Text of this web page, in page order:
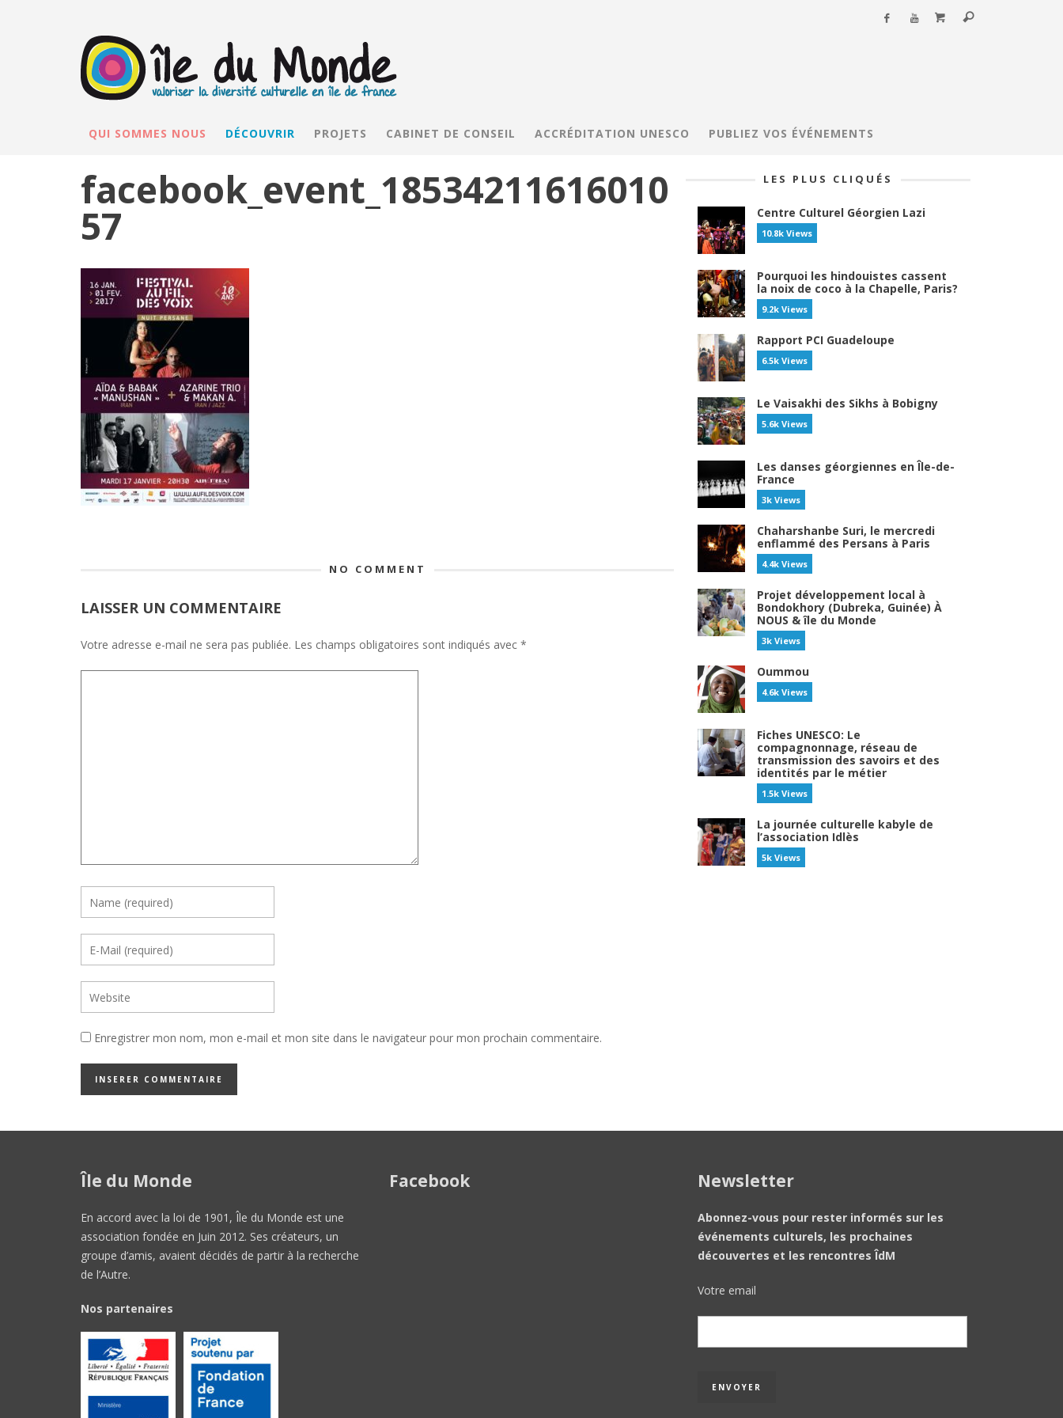
QUI SOMMES NOUS DÉCOUVRIR PROJETS CABINET DE CONSEIL ACCRÉDITATION UNESCO PUBLIEZ VOS ÉVÉNEMENTS
facebook_event_18534211616010
57
NO COMMENT
LAISSER UN COMMENTAIRE
Votre adresse e-mail ne sera pas publiée. Les champs obligatoires sont indiqués avec *
Enregistrer mon nom, mon e-mail et mon site dans le navigateur pour mon prochain commentaire.
LES PLUS CLIQUÉS
Centre Culturel Géorgien Lazi
10.8k Views
Pourquoi les hindouistes cassent
la noix de coco à la Chapelle, Paris?
9.2k Views
Rapport PCI Guadeloupe
6.5k Views
Le Vaisakhi des Sikhs à Bobigny
5.6k Views
Les danses géorgiennes en Île-de-
France
3k Views
Chaharshanbe Suri, le mercredi
enflammé des Persans à Paris
4.4k Views
Projet développement local à
Bondokhory (Dubreka, Guinée) À
NOUS & île du Monde
3k Views
Oummou
4.6k Views
Fiches UNESCO: Le
compagnonnage, réseau de
transmission des savoirs et des
identités par le métier
1.5k Views
La journée culturelle kabyle de
l’association Idlès
5k Views
Île du Monde
En accord avec la loi de 1901, Île du Monde est une
association fondée en Juin 2012. Ses créateurs, un
groupe d’amis, avaient décidés de partir à la recherche
de l’Autre.
Nos partenaires
Facebook Newsletter
Abonnez-vous pour rester informés sur les
événements culturels, les prochaines
découvertes et les rencontres ÎdM
Votre email